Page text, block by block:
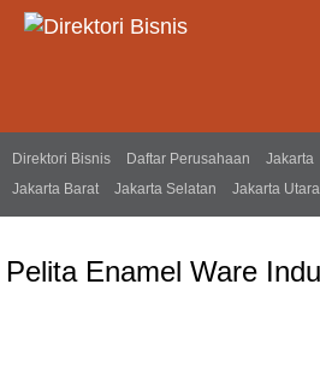
Direktori Bisnis Daftar Perusahaan Jakarta
Jakarta Barat
Jakarta Selatan Jakarta Utara
Pelita Enamel Ware